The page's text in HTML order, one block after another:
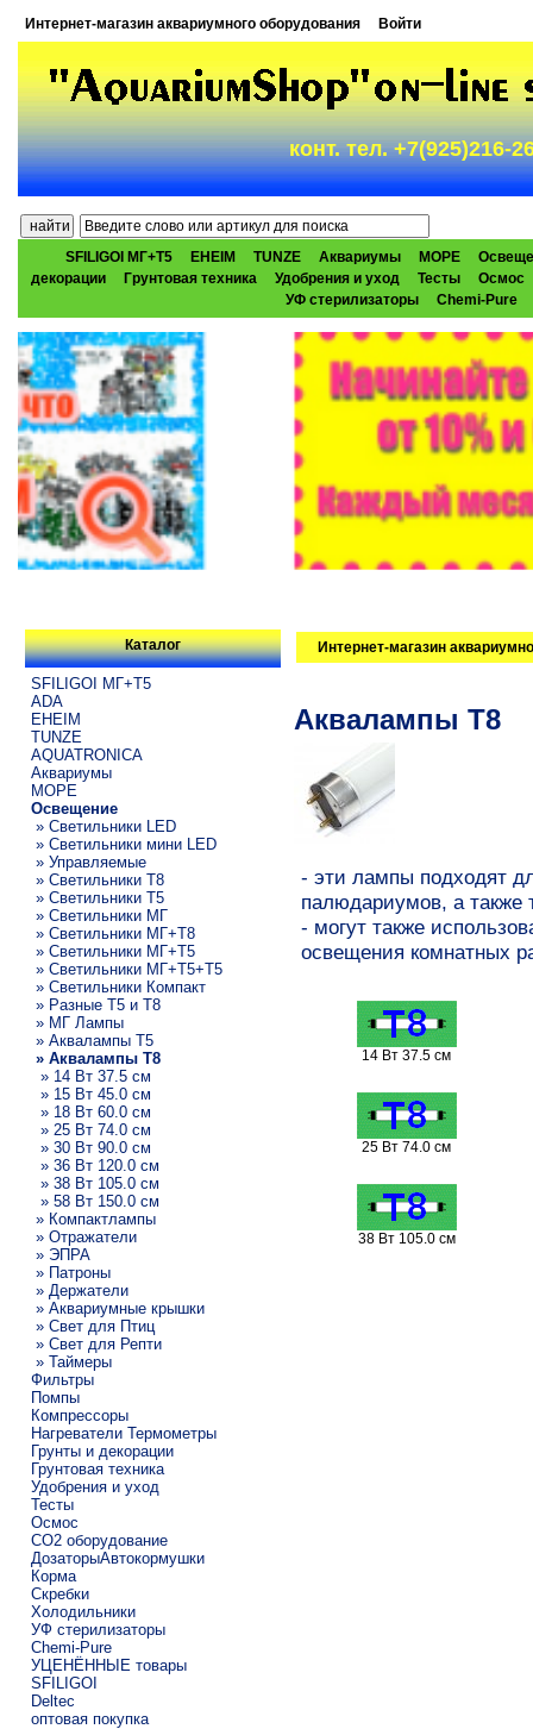
Интернет-магазин аквариумного оборудования Войти
конт. тел. +7(925)216-
SFILIGOI МГ+Т5 EHEIM TUNZE Аквариумы МОРЕ
декорации
Грунтовая техника Удобрения и уход Тесты
Осмос
УФ стерилизаторы
Chemi-Pure
Каталог
SFILIGOI МГ+Т5
ADA
EHEIM
TUNZE
AQUATRONICA
Аквариумы
МОРЕ
Освещение
» Светильники LED
» Светильники мини LED
» Управляемые
» Светильники T8
» Светильники T5
» Светильники МГ
» Светильники МГ+T8
» Светильники МГ+T5
» Светильники МГ+T5+T5
» Светильники Компакт
» Разные T5 и T8
» МГ Лампы
» Аквалампы T5
» Аквалампы T8
» 14 Вт 37.5 см
» 15 Вт 45.0 см
» 18 Вт 60.0 см
» 25 Вт 74.0 см
» 30 Вт 90.0 см
» 36 Вт 120.0 см
» 38 Вт 105.0 см
» 58 Вт 150.0 см
» Компактлампы
» Отражатели
» ЭПРА
» Патроны
» Держатели
» Аквариумные крышки
» Свет для Птиц
» Свет для Репти
» Таймеры
Фильтры
Помпы
Компрессоры
Нагреватели Термометры
Грунты и декорации
Грунтовая техника
Удобрения и уход
Тесты
Осмос
CO2 оборудование
ДозаторыАвтокормушки
Корма
Скребки
Холодильники
УФ стерилизаторы
Chemi-Pure
УЦЕНЁННЫЕ товары
SFILIGOI
Deltec
оптовая покупка
Интернет-магазин
Аквалампы T8
- эти лампы подходят
палюдариумов, а
- могут также
освещения комнатных
14 Вт 37.5 см
25 Вт 74.0 см
38 Вт 105.0 см